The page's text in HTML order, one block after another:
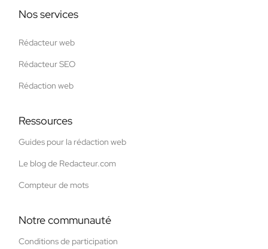
Nos services
Rédacteur web
Rédacteur SEO
Rédaction web
Ressources
Guides pour la rédaction web
Le blog de Redacteur.com
Compteur de mots
Notre communauté
Conditions de participation